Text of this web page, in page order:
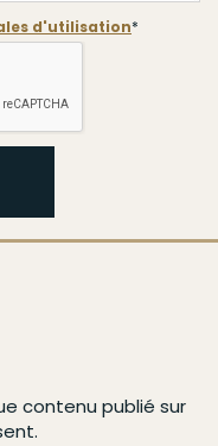
d'utilisation*
contenu publié sur